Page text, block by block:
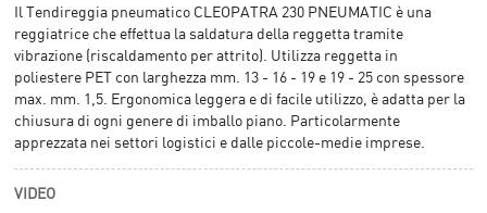
Il Tendireggia pneumatico CLEOPATRA 230 PNEUMATIC è una
reggiatrice che effettua la saldatura della reggetta tramite
vibrazione (riscaldamento per attrito). Utilizza reggetta in
poliestere PET con larghezza mm. 13 - 16 - 19 e 19 - 25 con spessore
max. mm. 1,5. Ergonomica leggera e di facile utilizzo, è adatta per la
chiusura di ogni genere di imballo piano. Particolarmente
apprezzata nei settori logistici e dalle piccole-medie imprese.
VIDEO